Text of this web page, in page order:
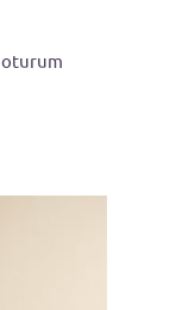
oturum